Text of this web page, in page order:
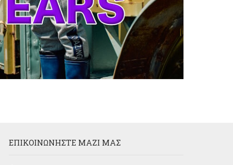
ΕΠΙΚΟΙΝΩΝΉΣΤΕ ΜΑΖΊ ΜΑΣ